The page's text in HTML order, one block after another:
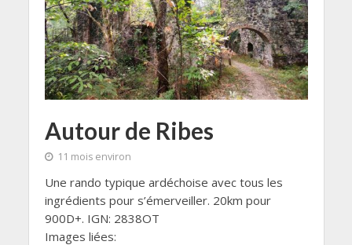
Autour de Ribes
11 mois environ
Une rando typique ardéchoise avec tous les
ingrédients pour s’émerveiller. 20km pour
900D+. IGN: 2838OT
Images liées: